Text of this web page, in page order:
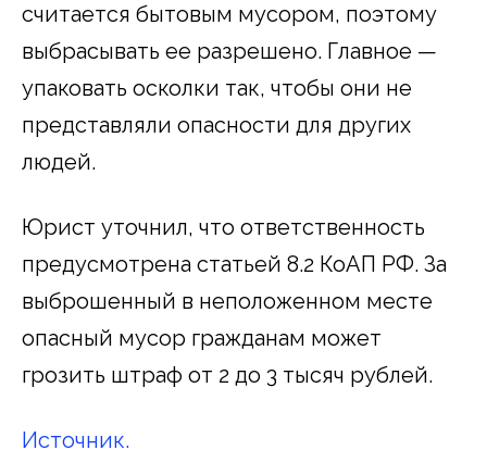
считается бытовым мусором, поэтому
выбрасывать ее разрешено. Главное —
упаковать осколки так, чтобы они не
представляли опасности для других
людей.
Юрист уточнил, что ответственность
предусмотрена статьей 8.2 КоАП РФ. За
выброшенный в неположенном месте
опасный мусор гражданам может
грозить штраф от 2 до 3 тысяч рублей.
Источник.